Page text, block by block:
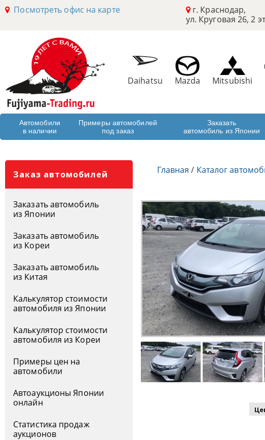
Посмотреть офис на карте
г. Краснодар,
ул. Круговая 26, 2
Daihatsu Mazda Mitsubishi
Автомобили
в наличии
Примеры автомобилей
под заказ
Заказать
автомобиль из Японии
Заказ автомобилей
Заказать автомобиль
из Японии
Заказать автомобиль
из Кореи
Заказать автомобиль
из Китая
Калькулятор стоимости
автомобиля из Японии
Калькулятор стоимости
автомобиля из Кореи
Примеры цен на
автомобили
Автоаукционы Японии
онлайн
Статистика продаж
аукционов
Главная / Каталог